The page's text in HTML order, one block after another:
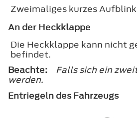
Zweimaliges kurzes
An der Heckklappe
Die Heckklappe kann nicht
befindet.
Beachte:
Falls sich ein
werden.
Entriegeln des Fahrzeugs